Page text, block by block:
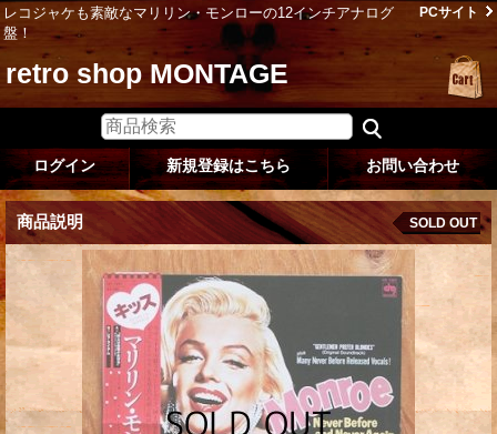
レコジャケも素敵なマリリン・モンローの12インチアナログ
盤！
PCサイト
retro shop MONTAGE
ログイン 新規登録はこちら お問い合わせ
商品説明 SOLD OUT